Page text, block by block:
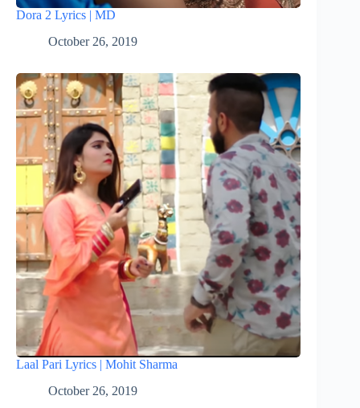
Dora 2 Lyrics | MD
October 26, 2019
Laal Pari Lyrics | Mohit Sharma
October 26, 2019